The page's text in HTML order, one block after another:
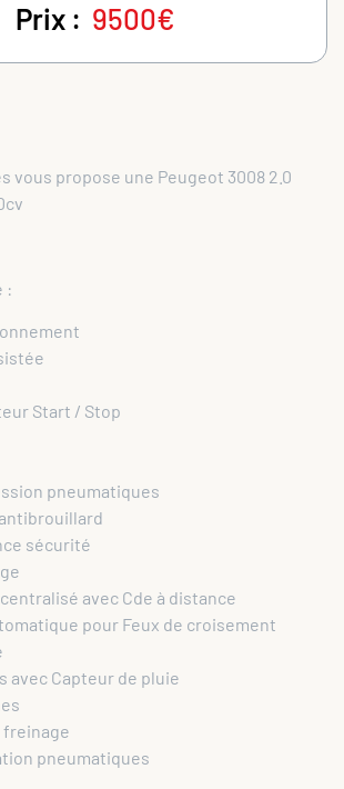
Prix : 9500€
vous propose une Peugeot 3008 2.0
:
Start / Stop
pneumatiques
sécurité
avec Cde à distance
pour Feux de croisement
avec Capteur de pluie
freinage
pneumatiques